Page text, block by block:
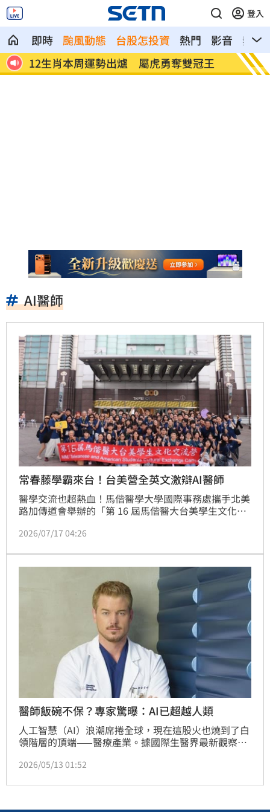
登入
即時 颱風動態 台股怎投資 熱門 影音
熱搜
出爐 屬虎勇奪雙冠王
BABYMONSTER登藍毯秒
件事
AI醫師
常春藤學霸來台！台美營全英文激辯AI醫師
醫學交流也超熱血！馬偕醫學大學國際事務處攜手北美
路加傳道會舉辦的「第 16 屆馬偕醫大台美學生文化交
的國際盛宴，狂吸近 90 名台美師生齊聚一堂！大家在
時下最夯的「AI 醫師」都成為「全英文」激辯焦點。
值得一提的是，這也是馬偕醫學院正式升格為「馬偕醫
學大學」後，首度舉辦的台美交流營，堪稱別具意
2026/07/17 04:26
醫師飯碗不保？專家驚曝：AI已超越人類
人工智慧（AI）浪潮席捲全球，現在這股火也燒到了白
領階層的頂端——醫療產業。據國際生醫界最新觀察，
指數級成長。更有專家大膽預言，現代 AI 模型的表現
師失業潮」的熱烈討論。
2026/05/13 01:52